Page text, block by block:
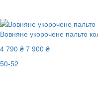
Вовняне укорочене пальто
4 790 ₴ 7 900 ₴
50-52